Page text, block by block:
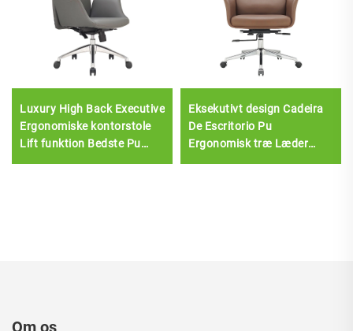
Luxury High Back Executive
Ergonomiske kontorstole
Lift funktion Bedste Pu
Eksekutivt design Cadeira
De Escritorio Pu
Ergonomisk træ Læder